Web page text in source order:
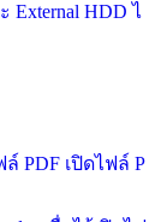
External HDD ไ
ล์ PDF เปิดไฟล์ P